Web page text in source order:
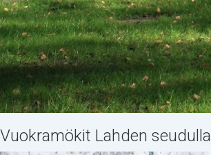
Vuokramökit Lahden seudulla